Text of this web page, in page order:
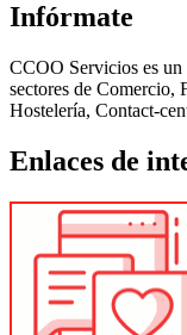
Infórmate
CCOO Servicios es un
sectores de Comercio,
Hostelería, Contact-
Enlaces de